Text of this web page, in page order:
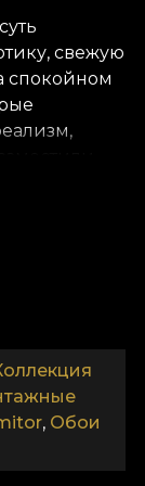
свежую
спокойном
растений
джунгли.
каждое
и тень —
Обои
, Обои